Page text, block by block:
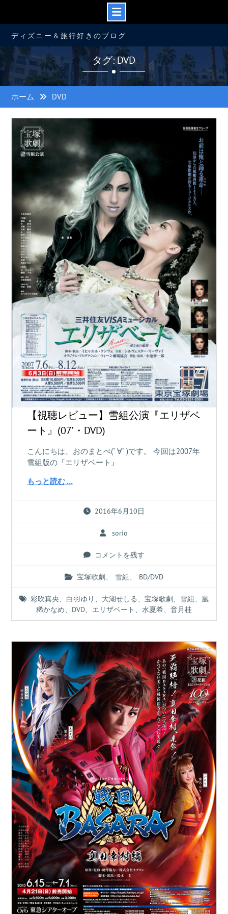
ン
ツ
へ
キ
ディズニー＆旅行好きのブログ
タグ: DVD
ホーム DVD
【視聴レビュー】雪組公演『エリザベ
ート』(07’・DVD)
こんにちは、おのまとぺ(ﾟ∀ﾟ)です。 今回は2007年
雪組版の『エリザベート』
もっと読む …
2016年6月10日
sorio
コメントを残す
宝塚歌劇、 雪組、 BD/DVD
彩吹真央、 白羽ゆり 、 大湖せしる、 宝塚歌劇、 雪組、 凰
稀かなめ、 DVD、 エリザベート 、 水夏希、 音月桂